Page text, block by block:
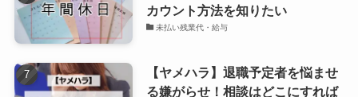
カウント方法を知りたい
未払い残業代・給与
【ヤメハラ】退職予定者を悩ませ
る嫌がらせ！相談はどこにすれば